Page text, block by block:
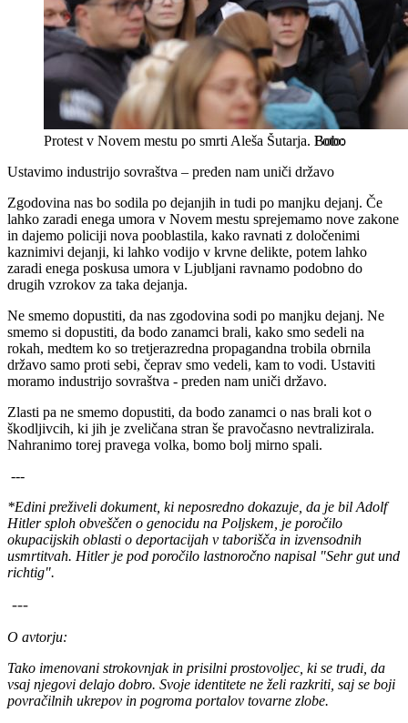
Protest v Novem mestu po smrti Aleša Šutarja. Bobo
Ustavimo industrijo sovraštva – preden nam uniči državo
Zgodovina nas bo sodila po dejanjih in tudi po manjku dejanj. Če
lahko zaradi enega umora v Novem mestu sprejemamo nove zakone
in dajemo policiji nova pooblastila, kako ravnati z določenimi
kaznimivi dejanji, ki lahko vodijo v krvne delikte, potem lahko
zaradi enega poskusa umora v Ljubljani ravnamo podobno do
drugih vzrokov za taka dejanja.
Ne smemo dopustiti, da nas zgodovina sodi po manjku dejanj. Ne
smemo si dopustiti, da bodo zanamci brali, kako smo sedeli na
rokah, medtem ko so tretjerazredna propagandna trobila obrnila
državo samo proti sebi, čeprav smo vedeli, kam to vodi. Ustaviti
moramo industrijo sovraštva - preden nam uniči državo.
Zlasti pa ne smemo dopustiti, da bodo zanamci o nas brali kot o
škodljivcih, ki jih je zveličana stran še pravočasno nevtralizirala.
Nahranimo torej pravega volka, bomo bolj mirno spali.
---
*Edini preživeli dokument, ki neposredno dokazuje, da je bil Adolf
Hitler sploh obveščen o genocidu na Poljskem, je poročilo
okupacijskih oblasti o deportacijah v taborišča in izvensodnih
usmrtitvah. Hitler je pod poročilo lastnoročno napisal "Sehr gut und
richtig".
---
O avtorju:
Tako imenovani strokovnjak in prisilni prostovoljec, ki se trudi, da
vsaj njegovi delajo dobro. Svoje identitete ne želi razkriti, saj se boji
povračilnih ukrepov in pogroma portalov tovarne zlobe.